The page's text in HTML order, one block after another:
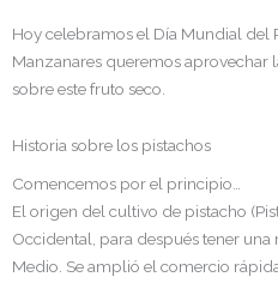
Hoy celebramos el Día Mundial del
Manzanares queremos aprovechar
sobre este fruto seco.
Historia sobre los pistachos
Comencemos por el principio…
El origen del cultivo de pistacho
Occidental, para después tener
Medio. Se amplió el comercio